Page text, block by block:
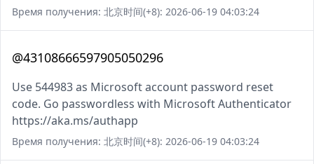
Время получения: 北京时间(+8): 2026-06-19 04:03:24
@43108666597905050296
Use 544983 as Microsoft account password reset
code. Go passwordless with Microsoft Authenticator
https://aka.ms/authapp
Время получения: 北京时间(+8): 2026-06-19 04:03:24